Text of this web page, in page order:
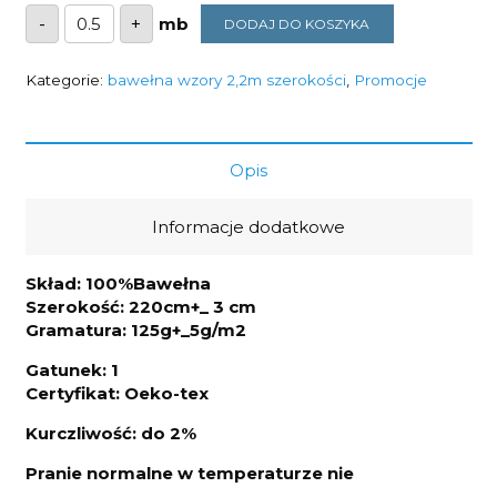
-
ilość
Bawełna
piórka
kremie
2013
2,2m
+ DODAJ DO KOSZYKA
Kategorie: bawełna wzory 2,2m szerokości, Promocje
Opis
Informacje dodatkowe
Skład: 100%Bawełna
Szerokość: 220cm+_ 3 cm
Gramatura: 125g+_5g/m2
Gatunek: 1
Certyfikat: Oeko-tex
Kurczliwość: do 2%
Pranie normalne w temperaturze nie